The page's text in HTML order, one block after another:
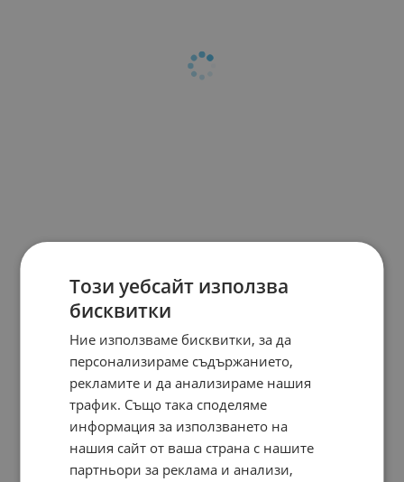
Този уебсайт използва
бисквитки
Ние използваме бисквитки, за да
персонализираме съдържанието,
рекламите и да анализираме нашия
трафик. Също така споделяме
информация за използването на
нашия сайт от ваша страна с нашите
партньори за реклама и анализи,